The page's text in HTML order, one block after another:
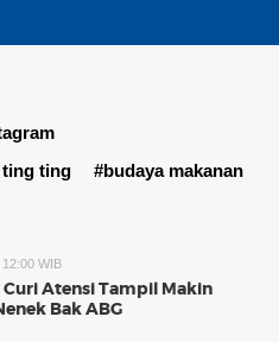
ting ting #budaya makanan
WIB
Curi Atensi Tampil Makin
Bak ABG